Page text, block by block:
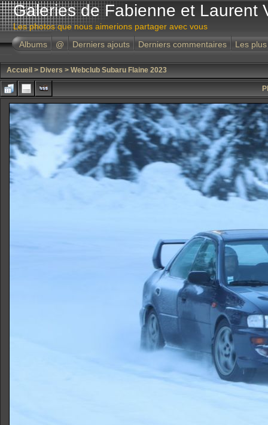
Galeries de Fabienne et Laurent
Les photos que nous aimerions partager avec vous
Albums
@ Derniers ajouts Derniers commentaires Les
Accueil > Divers > Webclub Subaru Flaine 2023